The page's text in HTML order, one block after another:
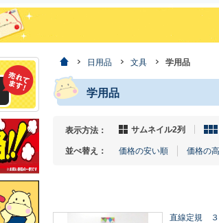
ホーム日用品 文具 学用品
学用品
表示方法： サムネイル2列
並べ替え： 価格の安い順 価格の
直線定規 ３